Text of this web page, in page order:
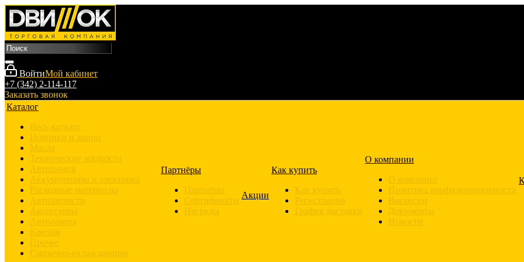
ВойтиМой кабинет
+7 (342) 2-114-117
Заказать звонок
Каталог
Весь каталог
Новинки и акции
Масла
Технические жидкости
Автохимия
Аккумуляторы и электрика
Расходные материалы
Автозапчасти
Аксессуары
Автолампы
Крепёж
Прочее
Смазочно-охлаждающие
Партнёры
Партнёры
Сертификаты
Награды
Акции
Как купить
Как купить
Регистрация
График доставки
О компании
О компании
Политика конфиденциальности
Вакансии
Документы
Новости